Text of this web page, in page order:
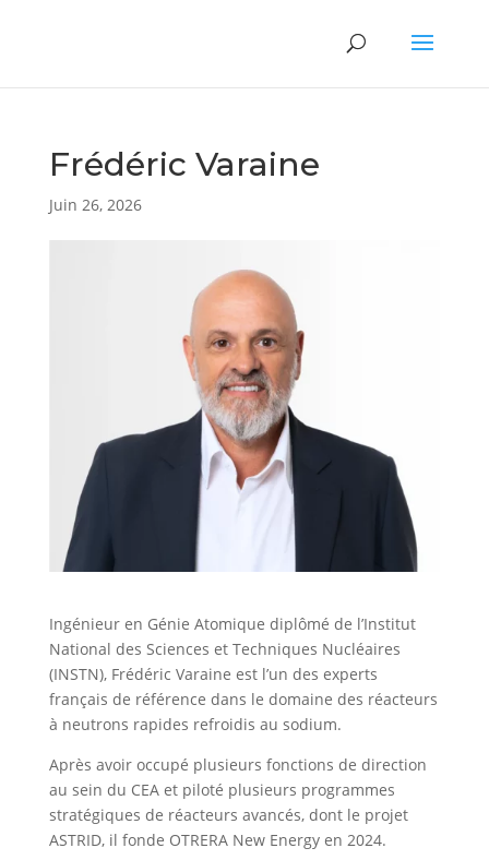
Frédéric Varaine
Juin 26, 2026
Ingénieur en Génie Atomique diplômé de l’Institut
National des Sciences et Techniques Nucléaires
(INSTN), Frédéric Varaine est l’un des experts
français de référence dans le domaine des réacteurs
à neutrons rapides refroidis au sodium.
Après avoir occupé plusieurs fonctions de direction
au sein du CEA et piloté plusieurs programmes
stratégiques de réacteurs avancés, dont le projet
ASTRID, il fonde OTRERA New Energy en 2024.